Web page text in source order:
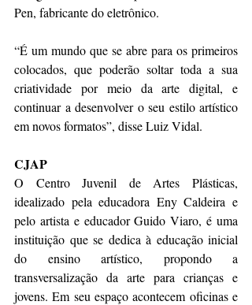
Pen, fabricante do eletrônico.
“É um mundo que se abre para os primeiros
colocados, que poderão soltar toda a sua
criatividade por meio da arte digital, e
continuar a desenvolver o seu estilo artístico
em novos formatos”, disse Luiz Vidal.
CJAP
O Centro Juvenil de Artes Plásticas,
idealizado pela educadora Eny Caldeira e
pelo artista e educador Guido Viaro, é uma
instituição que se dedica à educação inicial
do ensino artístico, propondo a
transversalização da arte para crianças e
jovens. Em seu espaço acontecem oficinas e